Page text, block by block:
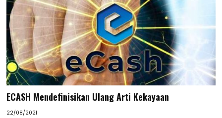
ECASH Mendefinisikan Ulang Arti Kekayaan
22/08/2021